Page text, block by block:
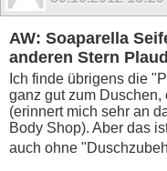
AW: Soaparella
anderen Stern
Ich finde übrigens die
ganz gut zum
(erinnert mich sehr an
Body Shop). Aber das
auch ohne